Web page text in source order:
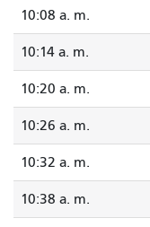
10:08 a. m.
10:14 a. m.
10:20 a. m.
10:26 a. m.
10:32 a. m.
10:38 a. m.